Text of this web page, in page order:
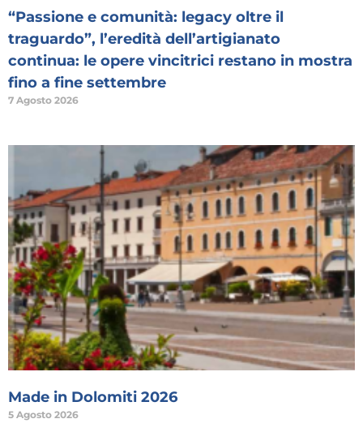
“Passione e comunità: legacy oltre il
traguardo”, l’eredità dell’artigianato
continua: le opere vincitrici restano in mostra
fino a fine settembre
7 Agosto 2026
Made in Dolomiti 2026
5 Agosto 2026